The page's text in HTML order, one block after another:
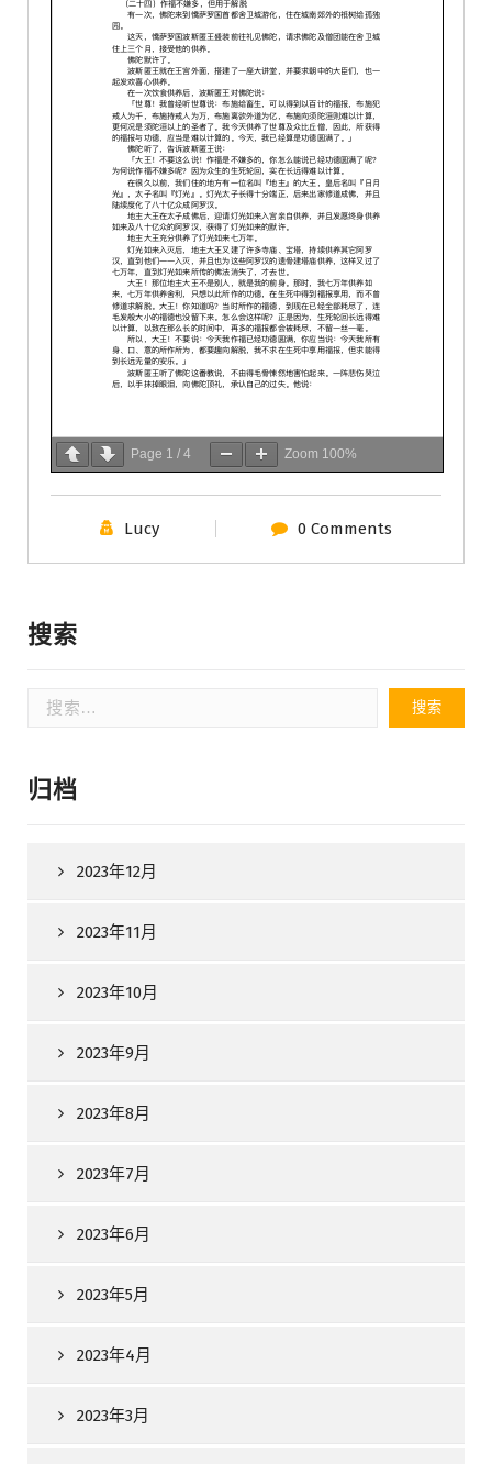
Page 1 / 4 Zoom 100%
Lucy 0 Comments
搜索
归档
2023年12月
2023年11月
2023年10月
2023年9月
2023年8月
2023年7月
2023年6月
2023年5月
2023年4月
2023年3月